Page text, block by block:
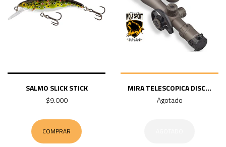
SALMO SLICK STICK
$9.000
COMPRAR
MIRA TELESCOPICA DISC...
Agotado